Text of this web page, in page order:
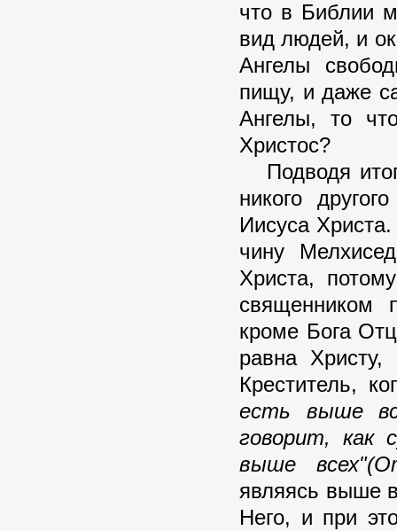
что в Библии
вид людей, и
Ангелы
пищу, и даже
Ангелы, то
Христос?
Подводя
никого
Иисуса
чину
Христа,
священником
кроме Бога
равна
Креститель,
есть выше
говорит, как
выше
являясь выше
Него, и при